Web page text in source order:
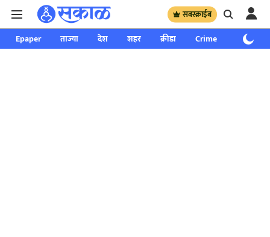
सबस्क्राईब
Epaper ताज्या देश शहर क्रीडा Crime साप्ताहिक